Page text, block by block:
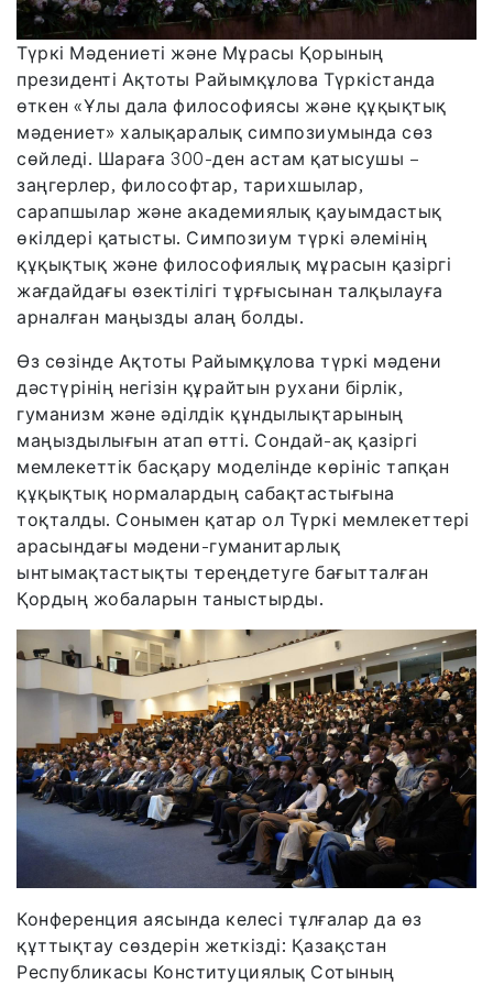
Түркі Мәдениеті және Мұрасы Қорының
президенті Ақтоты Райымқұлова Түркістанда
өткен «Ұлы дала философиясы және құқықтық
мәдениет» халықаралық симпозиумында сөз
сөйледі. Шараға 300-ден астам қатысушы –
заңгерлер, философтар, тарихшылар,
сарапшылар және академиялық қауымдастық
өкілдері қатысты. Симпозиум түркі әлемінің
құқықтық және философиялық мұрасын қазіргі
жағдайдағы өзектілігі тұрғысынан талқылауға
арналған маңызды алаң болды.
Өз сөзінде Ақтоты Райымқұлова түркі мәдени
дәстүрінің негізін құрайтын рухани бірлік,
гуманизм және әділдік құндылықтарының
маңыздылығын атап өтті. Сондай-ақ қазіргі
мемлекеттік басқару моделінде көрініс тапқан
құқықтық нормалардың сабақтастығына
тоқталды. Сонымен қатар ол Түркі мемлекеттері
арасындағы мәдени-гуманитарлық
ынтымақтастықты тереңдетуге бағытталған
Қордың жобаларын таныстырды.
Конференция аясында келесі тұлғалар да өз
құттықтау сөздерін жеткізді: Қазақстан
Республикасы Конституциялық Сотының